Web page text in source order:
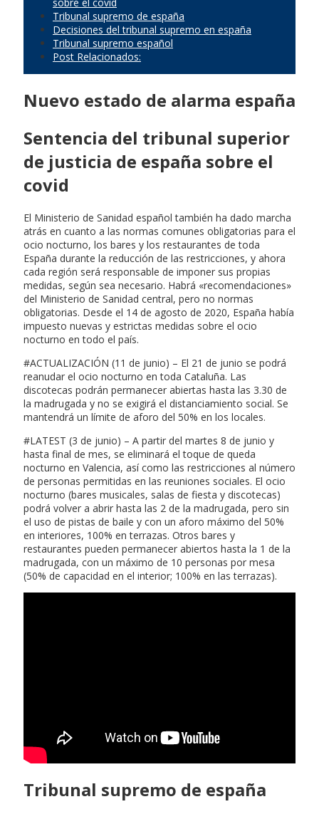
sobre el covid
Tribunal supremo de españa
Decisiones del tribunal supremo en españa
Tribunal supremo español
Post Relacionados:
Nuevo estado de alarma españa
Sentencia del tribunal superior
de justicia de españa sobre el
covid
El Ministerio de Sanidad español también ha dado marcha
atrás en cuanto a las normas comunes obligatorias para el
ocio nocturno, los bares y los restaurantes de toda
España durante la reducción de las restricciones, y ahora
cada región será responsable de imponer sus propias
medidas, según sea necesario. Habrá «recomendaciones»
del Ministerio de Sanidad central, pero no normas
obligatorias. Desde el 14 de agosto de 2020, España había
impuesto nuevas y estrictas medidas sobre el ocio
nocturno en todo el país.
#ACTUALIZACIÓN (11 de junio) – El 21 de junio se podrá
reanudar el ocio nocturno en toda Cataluña. Las
discotecas podrán permanecer abiertas hasta las 3.30 de
la madrugada y no se exigirá el distanciamiento social. Se
mantendrá un límite de aforo del 50% en los locales.
#LATEST (3 de junio) – A partir del martes 8 de junio y
hasta final de mes, se eliminará el toque de queda
nocturno en Valencia, así como las restricciones al número
de personas permitidas en las reuniones sociales. El ocio
nocturno (bares musicales, salas de fiesta y discotecas)
podrá volver a abrir hasta las 2 de la madrugada, pero sin
el uso de pistas de baile y con un aforo máximo del 50%
en interiores, 100% en terrazas. Otros bares y
restaurantes pueden permanecer abiertos hasta la 1 de la
madrugada, con un máximo de 10 personas por mesa
(50% de capacidad en el interior; 100% en las terrazas).
Tribunal supremo de españa